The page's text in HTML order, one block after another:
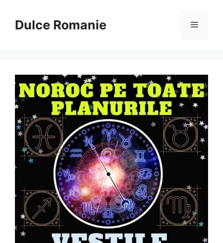
conținutDulce Romanie Meniu